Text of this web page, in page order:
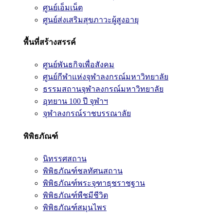
ศูนย์เอ็มเน็ต
ศูนย์ส่งเสริมสุขภาวะผู้สูงอายุ
พื้นที่สร้างสรรค์
ศูนย์พันธกิจเพื่อสังคม
ศูนย์กีฬาแห่งจุฬาลงกรณ์มหาวิทยาลัย
ธรรมสถานจุฬาลงกรณ์มหาวิทยาลัย
อุทยาน 100 ปี จุฬาฯ
จุฬาลงกรณ์ราชบรรณาลัย
พิพิธภัณฑ์
นิทรรศสถาน
พิพิธภัณฑ์ชลทัศนสถาน
พิพิธภัณฑ์พระจุฑาธุชราชฐาน
พิพิธภัณฑ์พืชมีชีวิต
พิพิธภัณฑ์สมุนไพร